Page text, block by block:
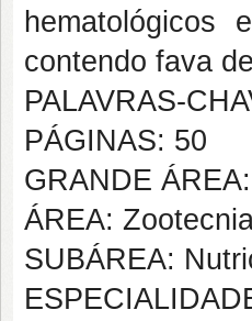
hematológicos
contendo fava
PALAVRAS-
PÁGINAS: 50
GRANDE
ÁREA:
SUBÁREA: